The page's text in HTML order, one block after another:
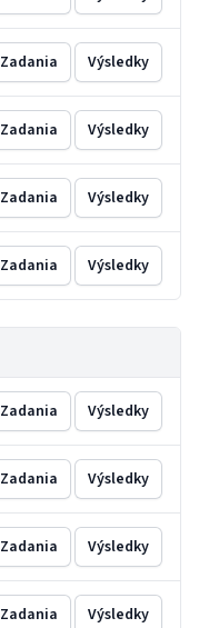
Zadania Výsledky
Zadania Výsledky
Zadania Výsledky
Zadania Výsledky
Zadania Výsledky
Zadania Výsledky
Zadania Výsledky
Zadania Výsledky